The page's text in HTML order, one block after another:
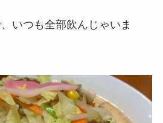
いつも全部飲んじゃいま